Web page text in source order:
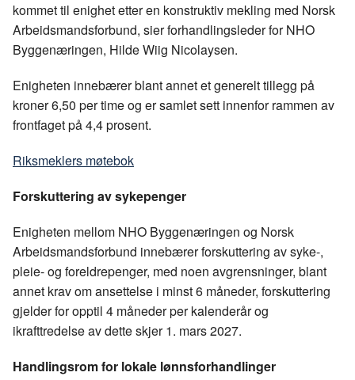
kommet til enighet etter en konstruktiv mekling med Norsk
Arbeidsmandsforbund, sier forhandlingsleder for NHO
Byggenæringen, Hilde Wiig Nicolaysen.
Enigheten innebærer blant annet et generelt tillegg på
kroner 6,50 per time og er samlet sett innenfor rammen av
frontfaget på 4,4 prosent.
Riksmeklers møtebok
Forskuttering av sykepenger
Enigheten mellom NHO Byggenæringen og Norsk
Arbeidsmandsforbund innebærer forskuttering av syke-,
pleie- og foreldrepenger, med noen avgrensninger, blant
annet krav om ansettelse i minst 6 måneder, forskuttering
gjelder for opptil 4 måneder per kalenderår og
ikrafttredelse av dette skjer 1. mars 2027.
Handlingsrom for lokale lønnsforhandlinger